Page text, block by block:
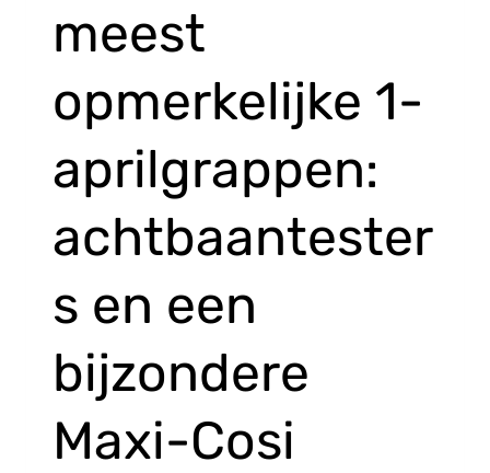
meest
opmerkelijke 1-
aprilgrappen:
achtbaantester
s en een
bijzondere
Maxi-Cosi